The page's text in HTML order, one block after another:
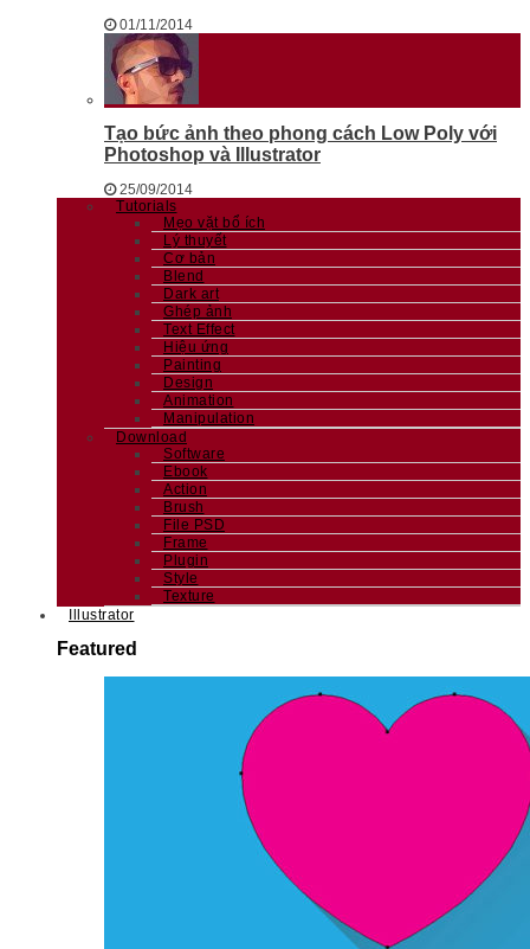
01/11/2014
Tạo bức ảnh theo phong cách Low Poly với
Photoshop và Illustrator
25/09/2014
Tutorials
Mẹo vặt bổ ích
Lý thuyết
Cơ bản
Blend
Dark art
Ghép ảnh
Text Effect
Hiệu ứng
Painting
Design
Animation
Manipulation
Download
Software
Ebook
Action
Brush
File PSD
Frame
Plugin
Style
Texture
Illustrator
Featured